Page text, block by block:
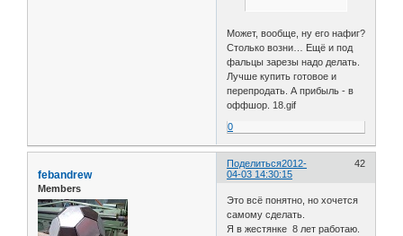
Может, вообще, ну его нафиг?
Столько возни… Ещё и под
фальцы зарезы надо делать.
Лучше купить готовое и
перепродать. А прибыль - в
оффшор. 18.gif
0
Поделиться 42
2012-
04-03 14:30:15
febandrew
Members
Это всё понятно, но хочется
самому сделать.
Я в жестянке 8 лет работаю.